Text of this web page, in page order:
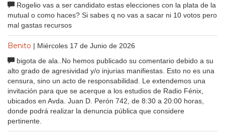
Rogelio vas a ser candidato estas elecciones con la plata de la
mutual o como haces? Si sabes q no vas a sacar ni 10 votos pero
mal gastas recursos
Benito | Miércoles 17 de Junio de 2026
bigota de ala..No hemos publicado su comentario debido a su
alto grado de agresividad y/o injurias manifiestas. Esto no es una
censura, sino un acto de responsabilidad. Le extendemos una
invitación para que se acerque a los estudios de Radio Fénix,
ubicados en Avda. Juan D. Perón 742, de 8:30 a 20:00 horas,
donde podrá realizar la denuncia pública que considere
pertinente.